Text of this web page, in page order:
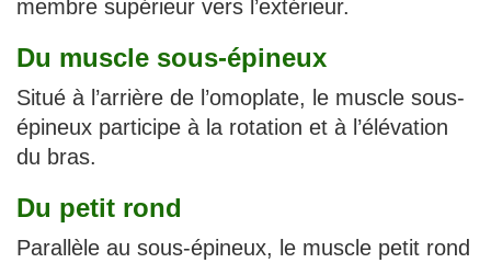
membre supérieur vers l’extérieur.
Du muscle sous-épineux
Situé à l’arrière de l’omoplate, le muscle sous-
épineux participe à la rotation et à l’élévation
du bras.
Du petit rond
Parallèle au sous-épineux, le muscle petit rond